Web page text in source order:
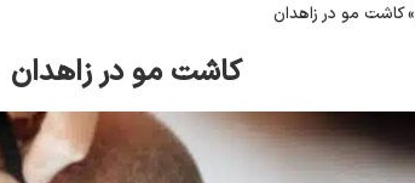
»کاشت مو در زاهدان
کاشت مو در زاهدان